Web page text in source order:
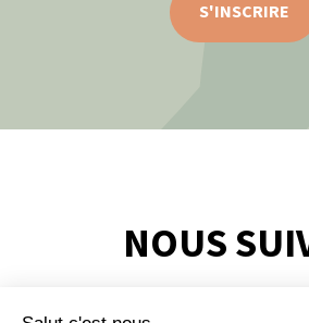
S'INSCRIRE
NOUS